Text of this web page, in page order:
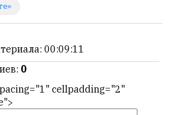
: 00:09:11
: 0
cellpadding="2"